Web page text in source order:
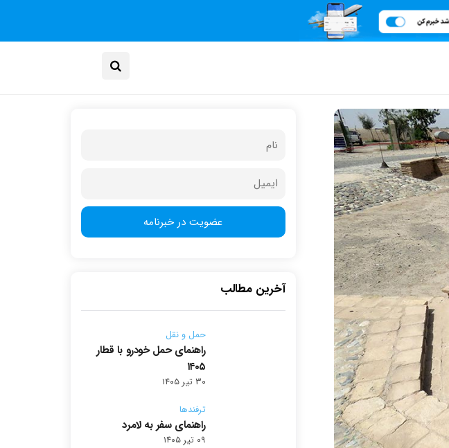
آخرین مطالب
حمل و نقل
راهنمای حمل خودرو با قطار
۱۴۰۵
۳۰ تیر ۱۴۰۵
ترفندها
راهنمای سفر به لامرد
۰۹ تیر ۱۴۰۵